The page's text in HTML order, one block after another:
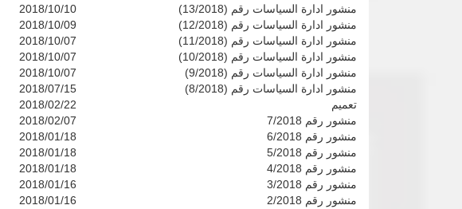
منشور ادارة السياسات رقم (13/2018)
2018/10/10
منشور ادارة السياسات رقم (12/2018)
2018/10/09
منشور ادارة السياسات رقم (11/2018)
2018/10/07
منشور ادارة السياسات رقم (10/2018)
2018/10/07
منشور ادارة السياسات رقم (9/2018)
2018/10/07
منشور ادارة السياسات رقم (8/2018)
2018/07/15
تعميم
2018/02/22
منشور رقم 7/2018
2018/02/07
منشور رقم 6/2018
2018/01/18
منشور رقم 5/2018
2018/01/18
منشور رقم 4/2018
2018/01/18
منشور رقم 3/2018
2018/01/16
منشور رقم 2/2018
2018/01/16